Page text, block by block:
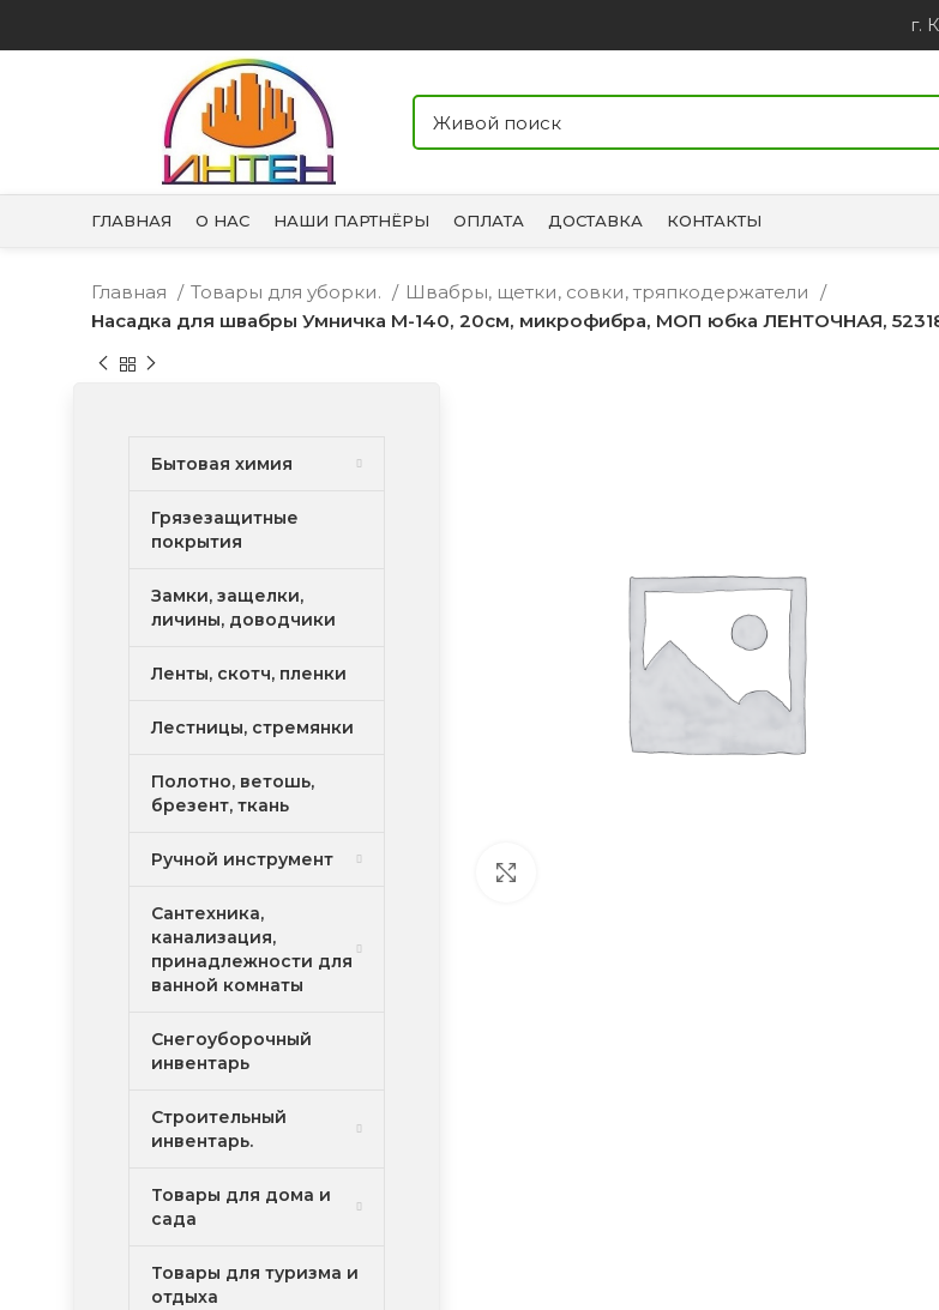
г.
ГЛАВНАЯ О НАС НАШИ ПАРТНЁРЫ ОПЛАТА ДОСТАВКА КОНТАКТЫ
Главная Товары для уборки.
Швабры, щетки, совки, тряпкодержатели
Насадка для швабры Умничка М-140, 20см, микрофибра, МОП юбка ЛЕНТОЧНАЯ,
Бытовая химия
Грязезащитные
покрытия
Замки, защелки,
личины, доводчики
Ленты, скотч, пленки
Лестницы, стремянки
Полотно, ветошь,
брезент, ткань
Ручной инструмент
Сантехника,
канализация,
принадлежности для
ванной комнаты
Снегоуборочный
инвентарь
Строительный
инвентарь.
Товары для дома и
сада
Товары для туризма и
отдыха